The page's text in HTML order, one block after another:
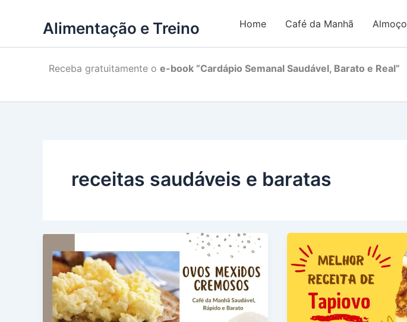
Alimentação e Treino Home Café da Manhã Almoço
Receba gratuitamente o e-book “Cardápio Semanal Saudável, Barato e Real”
receitas saudáveis e baratas